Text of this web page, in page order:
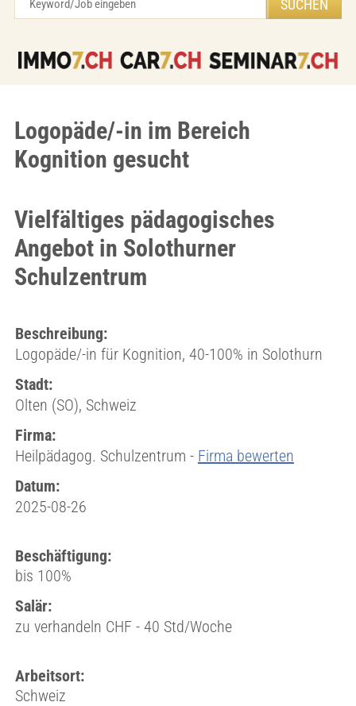
Logopäde/-in im Bereich
Kognition gesucht
Vielfältiges pädagogisches
Angebot in Solothurner
Schulzentrum
Beschreibung:
Logopäde/-in für Kognition, 40-100% in Solothurn
Stadt:
Olten (SO), Schweiz
Firma:
Heilpädagog. Schulzentrum - Firma bewerten
Datum:
2025-08-26
Beschäftigung:
bis 100%
Salär:
zu verhandeln CHF - 40 Std/Woche
Arbeitsort:
Schweiz